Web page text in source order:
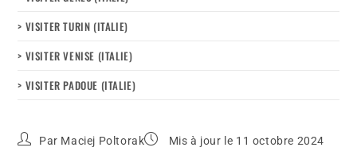
> VISITER TURIN (ITALIE)
> VISITER VENISE (ITALIE)
> VISITER PADOUE (ITALIE)
Par Maciej Poltorak Mis à jour le 11 octobre 2024